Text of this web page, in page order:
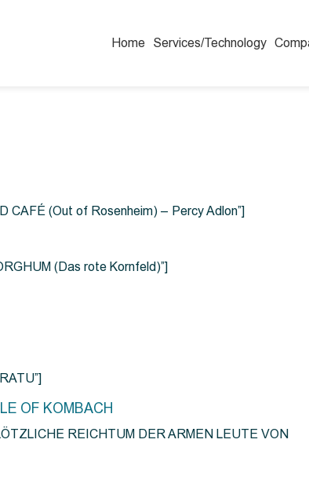
Home Services/Technology
CAFÉ (Out of Rosenheim) – Percy Adlon”]
(Das rote Kornfeld)”]
OF KOMBACH
REICHTUM DER ARMEN LEUTE VON